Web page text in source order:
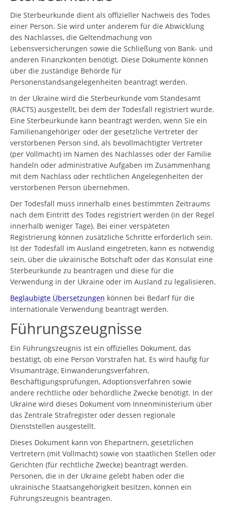
Die Sterbeurkunde dient als offizieller Nachweis des Todes
einer Person. Sie wird unter anderem für die Abwicklung
des Nachlasses, die Geltendmachung von
Lebensversicherungen sowie die Schließung von Bank- und
anderen Finanzkonten benötigt. Diese Dokumente können
über die zuständige Behörde für
Personenstandsangelegenheiten beantragt werden.
In der Ukraine wird die Sterbeurkunde vom Standesamt
(RACTS) ausgestellt, bei dem der Todesfall registriert wurde.
Eine Sterbeurkunde kann beantragt werden, wenn Sie ein
Familienangehöriger oder der gesetzliche Vertreter der
verstorbenen Person sind, als bevollmächtigter Vertreter
(per Vollmacht) im Namen des Nachlasses oder der Familie
handeln oder administrative Aufgaben im Zusammenhang
mit dem Nachlass oder rechtlichen Angelegenheiten der
verstorbenen Person übernehmen.
Der Todesfall muss innerhalb eines bestimmten Zeitraums
nach dem Eintritt des Todes registriert werden (in der Regel
innerhalb weniger Tage). Bei einer verspäteten
Registrierung können zusätzliche Schritte erforderlich sein.
Ist der Todesfall im Ausland eingetreten, kann es notwendig
sein, über die ukrainische Botschaft oder das Konsulat eine
Sterbeurkunde zu beantragen und diese für die
Verwendung in der Ukraine oder im Ausland zu legalisieren.
Beglaubigte Übersetzungen können bei Bedarf für die
internationale Verwendung beantragt werden.
Führungszeugnisse
Ein Führungszeugnis ist ein offizielles Dokument, das
bestätigt, ob eine Person Vorstrafen hat. Es wird häufig für
Visumanträge, Einwanderungsverfahren,
Beschäftigungsprüfungen, Adoptionsverfahren sowie
andere rechtliche oder behördliche Zwecke benötigt. In der
Ukraine wird dieses Dokument vom Innenministerium über
das Zentrale Strafregister oder dessen regionale
Dienststellen ausgestellt.
Dieses Dokument kann von Ehepartnern, gesetzlichen
Vertretern (mit Vollmacht) sowie von staatlichen Stellen oder
Gerichten (für rechtliche Zwecke) beantragt werden.
Personen, die in der Ukraine gelebt haben oder die
ukrainische Staatsangehörigkeit besitzen, können ein
Führungszeugnis beantragen.